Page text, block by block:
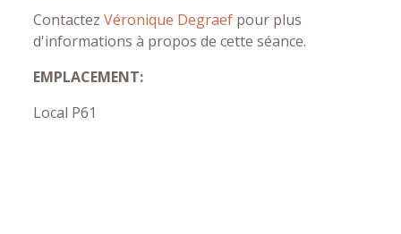
ContactezVéronique Degraef pour plus
d'informations à propos de cette séance.
EMPLACEMENT:
Local P61